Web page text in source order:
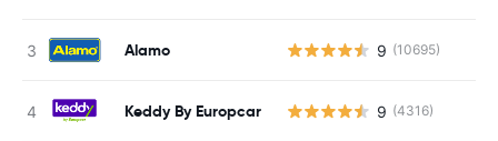
Alamo 9 (10695)
Keddy By Europcar 9 (4316)